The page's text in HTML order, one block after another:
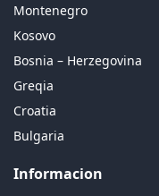
Montenegro
Kosovo
Bosnia – Herzegovina
Greqia
Croatia
Bulgaria
Informacion